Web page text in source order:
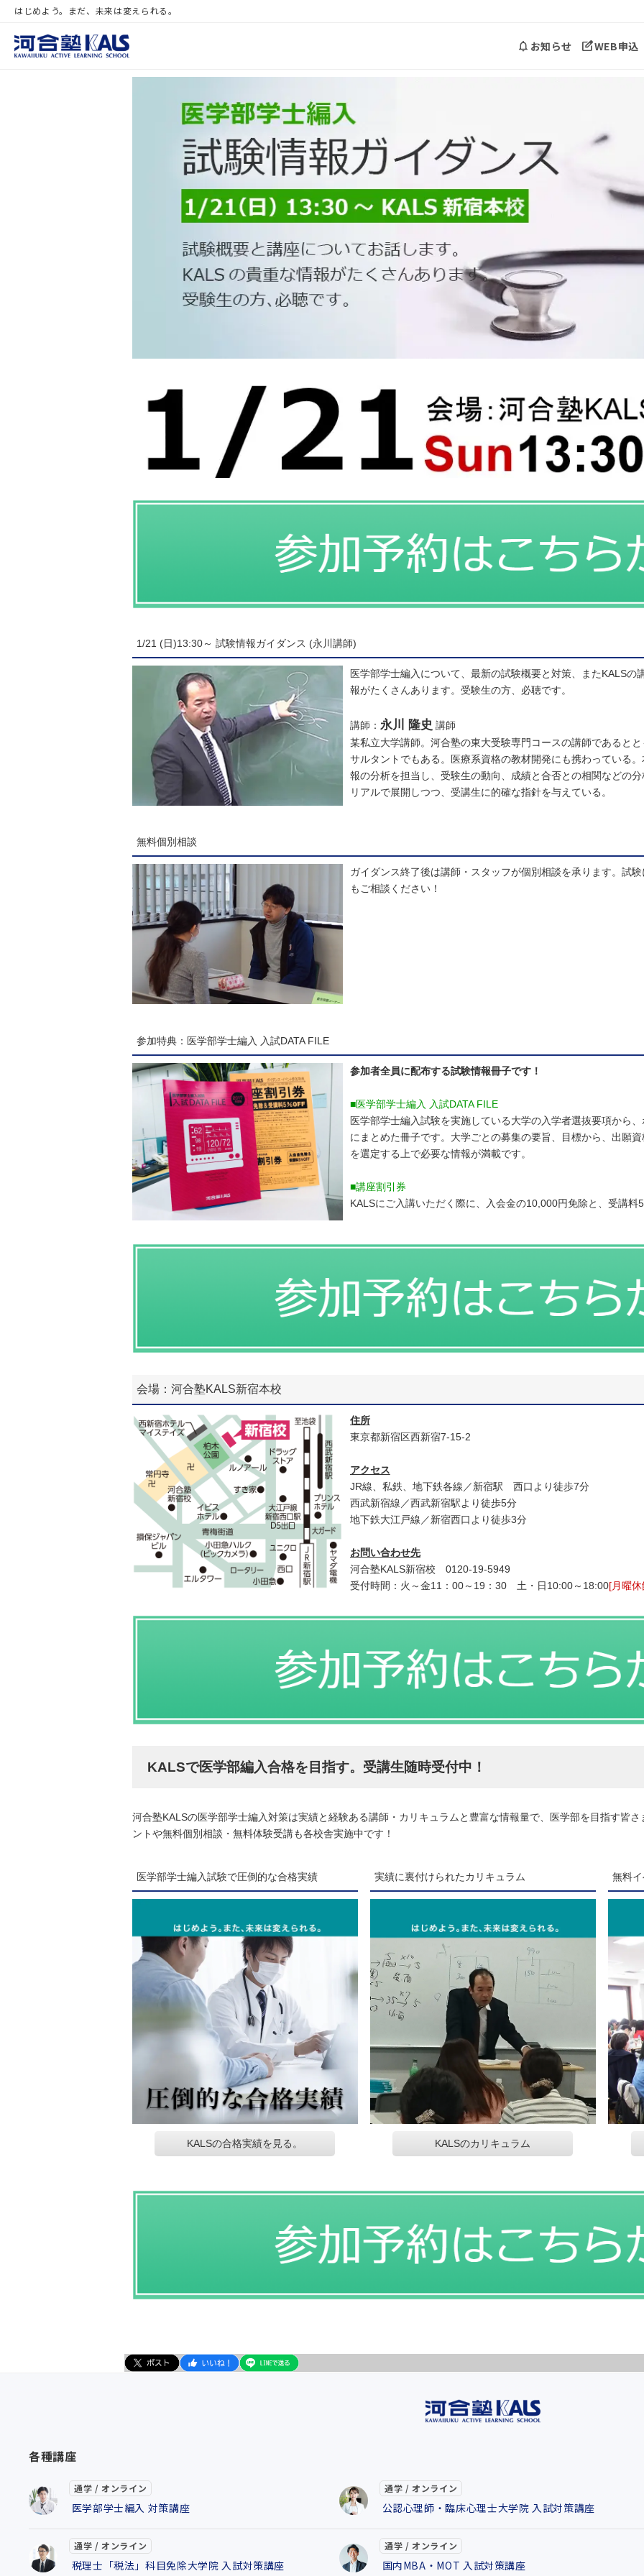
はじめよう。まだ、未来は変えられる。
お知らせ WEB申込
1/21 (日)13:30～ 試験情報ガイダンス (永川講師)
医学部学士編入について、最新の試験概要と対策、またKALSの
報がたくさんあります。受験生の方、必聴です。
講師： 永川 隆史 講師
某私立大学講師。河合塾の東大受験専門コースの講師であると
サルタントでもある。医療系資格の教材開発にも携わっている
報の分析を担当し、受験生の動向、成績と合否との相関などの
リアルで展開しつつ、受講生に的確な指針を与えている。
無料個別相談
ガイダンス終了後は講師・スタッフが個別相談を承ります。試
もご相談ください！
参加特典：医学部学士編入 入試DATA FILE
参加者全員に配布する試験情報冊子です！
■医学部学士編入 入試DATA FILE
医学部学士編入試験を実施している大学の入学者選抜要項から
にまとめた冊子です。大学ごとの募集の要旨、目標から、出願
を選定する上で必要な情報が満載です。
■講座割引券
KALSにご入講いただく際に、入会金の10,000円免除と、受講料
会場：河合塾KALS新宿本校
住所
東京都新宿区西新宿7-15-2
アクセス
JR線、私鉄、地下鉄各線／新宿駅 西口より徒歩7分
西武新宿線／西武新宿駅より徒歩5分
地下鉄大江戸線／新宿西口より徒歩3分
お問い合わせ先
河合塾KALS新宿校 0120‐19‐5949
受付時間：火～金11：00～19：30 土・日10:00～18:00[月曜休
KALSで医学部編入合格を目指す。受講生随時受付中！
河合塾KALSの医学部学士編入対策は実績と経験ある講師・カリキュラムと豊富な情報量で、医学部を目指す皆
ントや無料個別相談・無料体験受講も各校舎実施中です！
医学部学士編入試験で圧倒的な合格実績
KALSの合格実績を見る。
実績に裏付けられたカリキュラム
KALSのカリキュラム
無料
各種講座
通学 / オンライン
医学部学士編入 対策講座
通学 / オンライン
公認心理師・臨床心理士大学院 入試対策講座
通学 / オンライン
税理士「税法」科目免除大学院 入試対策講座
通学 / オンライン
国内MBA・MOT 入試対策講座